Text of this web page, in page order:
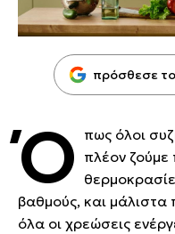
πρόσθεσε το
Ό πως όλοι
πλέον
βαθμούς, και
όλα οι χρεώσεις